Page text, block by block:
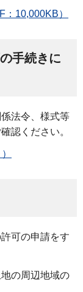
10,000KB）
手続きに
法令、様式等
認ください。
可の申請をす
の周辺地域の